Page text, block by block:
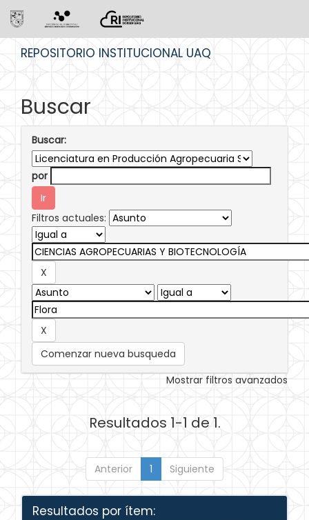
REPOSITORIO INSTITUCIONAL UAQ
Buscar
Buscar:
por
Filtros actuales:
Comenzar nueva busqueda
Mostrar filtros avanzados
Resultados 1-1 de 1.
Anterior 1 Siguiente
Resultados por ítem: